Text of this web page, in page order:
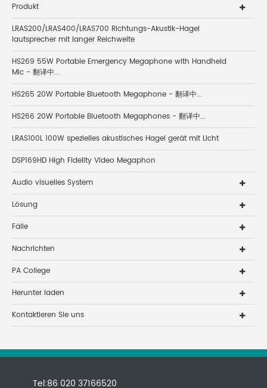
Produkt
LRAS200/LRAS400/LRAS700 Richtungs-Akustik-Hagel
lautsprecher mit langer Reichweite
HS269 55W Portable Emergency Megaphone with Handheld
Mic - 翻译中...
HS265 20W Portable Bluetooth Megaphone - 翻译中...
HS266 20W Portable Bluetooth Megaphones - 翻译中...
LRAS100L 100W spezielles akustisches Hagel gerät mit Licht
DSP169HD High Fidelity Video Megaphon
Audio visuelles System
Lösung
Fälle
Nachrichten
PA College
Herunter laden
Kontaktieren Sie uns
Tel:86 020 37166520